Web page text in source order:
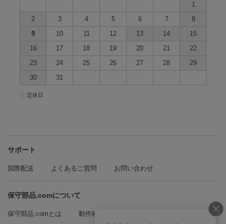
1
2
3 4 5 6 7
8
9
10 11 12 13 14
15
16
17 18 19 20 21
22
23
24 25 26 27 28
29
30
31
定休日
サポート
国際配送 よくあるご質問 お問い合わせ
保守部品.comについて
保守部品.comとは 動作確認方法の紹介